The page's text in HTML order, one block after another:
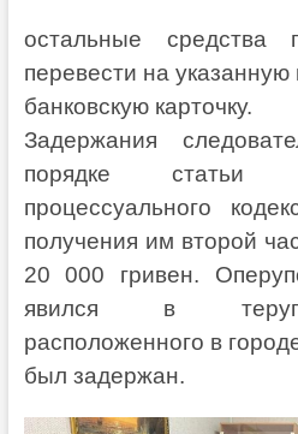
остальные средства
перевести на
банковскую карточку.
Задержания
порядке статьи
процессуального
получения им второй
20 000 гривен.
явился в
расположенного в
был задержан.